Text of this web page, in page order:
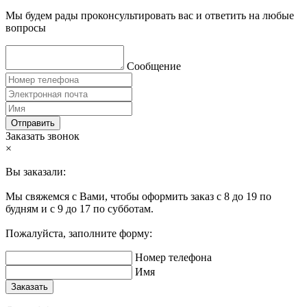
Мы будем рады проконсультировать вас и ответить на любые
вопросы
Сообщение
Отправить
Заказать звонок
×
Вы заказали:
Мы свяжемся с Вами, чтобы оформить заказ с 8 до 19 по
будням и с 9 до 17 по субботам.
Пожалуйста, заполните форму:
Номер телефона
Имя
Заказать